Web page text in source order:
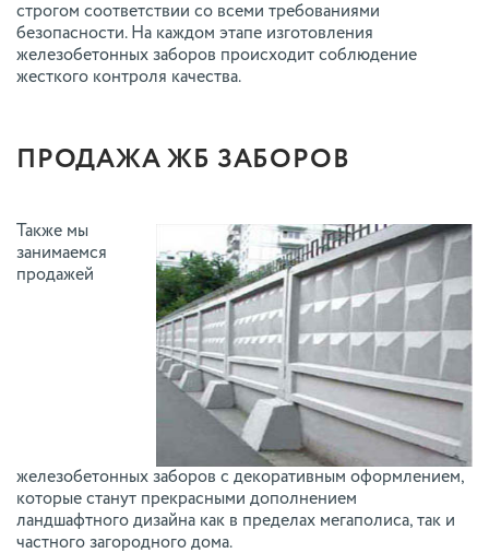
строгом соответствии со всеми требованиями
безопасности. На каждом этапе изготовления
железобетонных заборов происходит соблюдение
жесткого контроля качества.
ПРОДАЖА ЖБ ЗАБОРОВ
Также мы
занимаемся
продажей
железобетонных заборов с декоративным оформлением,
которые станут прекрасными дополнением
ландшафтного дизайна как в пределах мегаполиса, так и
частного загородного дома.